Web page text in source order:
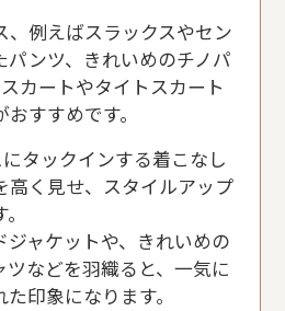
、例えばスラックスやセン
パンツ、きれいめのチノパ
カートやタイトスカート
すすめです。
タックインする着こなし
高く見せ、スタイルアップ
ジャケットや、きれいめの
ツなどを羽織ると、一気に
印象になります。